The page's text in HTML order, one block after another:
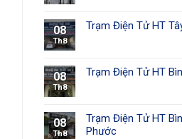
08
Th8
Trạm Điện Tử HT
08
Th8
Trạm Điện Tử HT
08
Th8
Trạm Điện Tử HT
Phước